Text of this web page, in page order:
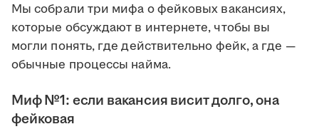
Мы собрали три мифа о фейковых вакансиях,
которые обсуждают в интернете, чтобы вы
могли понять, где действительно фейк, а где —
обычные процессы найма.
Миф №1: если вакансия висит долго, она
фейковая